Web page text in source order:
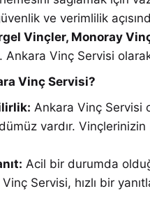
ve verimlilik
Vinçler, Monoray
Vinç Servisi
Vinç Servisi?
Ankara Vinç Servisi
vardır. Vinçlerinizin
Acil bir durumda
Servisi, hızlı bir